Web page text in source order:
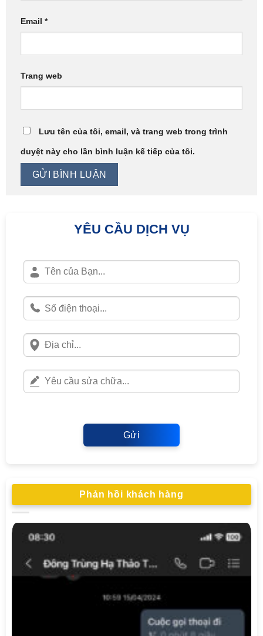
Email *
Trang web
Lưu tên của tôi, email, và trang web trong trình
duyệt này cho lần bình luận kế tiếp của tôi.
YÊU CẦU DỊCH VỤ
Gửi
Phản hồi khách hàng